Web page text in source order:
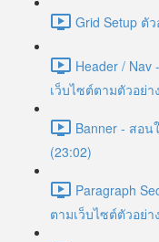
Grid Setup ตั
Header / Nav
เว็บไซต์ตามตัวอย่า
Banner - สอ
(23:02)
Paragraph
ตามเว็บไซต์ตัวอย่า